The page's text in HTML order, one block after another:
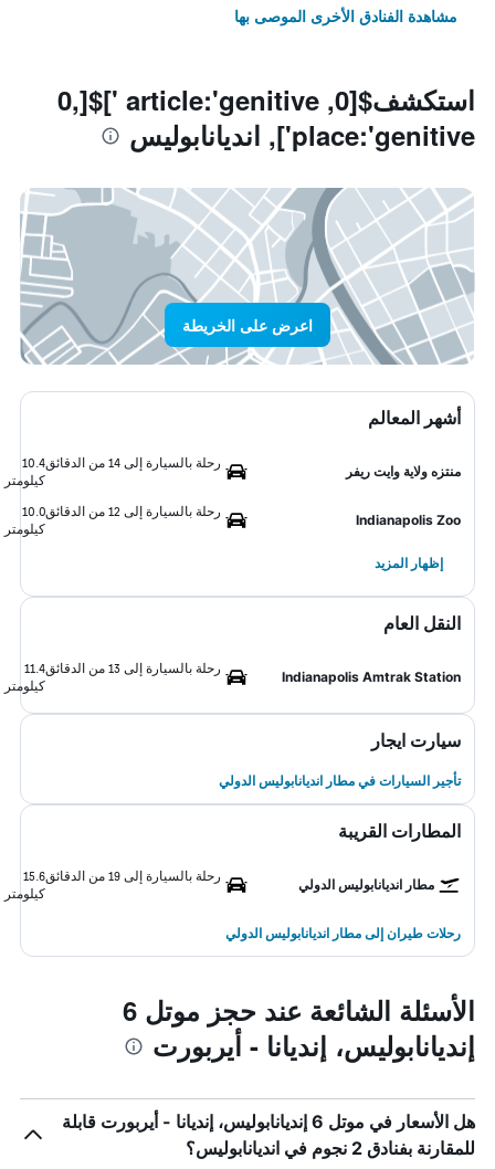
مشاهدة الفنادق الأخرى الموصى بها
استكشف$[0, article:'genitive ']$[0,
place:'genitive'], انديانابوليس
اعرض على الخريطة
أشهر المعالم
منتزه ولاية وايت ريفر
رحلة بالسيارة إلى 14 من الدقائق
10.4
كيلومتر
Indianapolis Zoo
رحلة بالسيارة إلى 12 من الدقائق
10.0
كيلومتر
إظهار المزيد
النقل العام
Indianapolis Amtrak Station
رحلة بالسيارة إلى 13 من الدقائق
11.4
كيلومتر
سيارت ايجار
تأجير السيارات في مطار انديانابوليس الدولي
المطارات القريبة
مطار انديانابوليس الدولي
رحلة بالسيارة إلى 19 من الدقائق
15.6
كيلومتر
رحلات طيران إلى مطار انديانابوليس الدولي
الأسئلة الشائعة عند حجز موتل 6
إنديانابوليس، إنديانا - أيربورت
هل الأسعار في موتل 6 إنديانابوليس، إنديانا - أيربورت قابلة
للمقارنة بفنادق 2 نجوم في انديانابوليس؟